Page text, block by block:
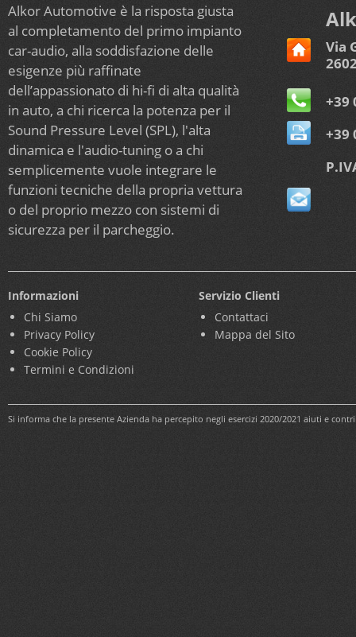
Alkor Automotive è la risposta giusta
al completamento del primo impianto
car-audio, alla soddisfazione delle
esigenze più raffinate
dell’appassionato di hi-fi di alta qualità
in auto, a chi ricerca la potenza per il
Sound Pressure Level (SPL), l'alta
dinamica e l'audio-tuning o a chi
semplicemente vuole integrare le
funzioni tecniche della propria vettura
o del proprio mezzo con sistemi di
sicurezza per il parcheggio.
Via
+39
+39
Informazioni
Chi Siamo
Privacy Policy
Cookie Policy
Termini e Condizioni
Servizio Clienti
Contattaci
Mappa del Sito
Si informa che la presente Azienda ha percepito negli esercizi 2020/2021 aiuti e